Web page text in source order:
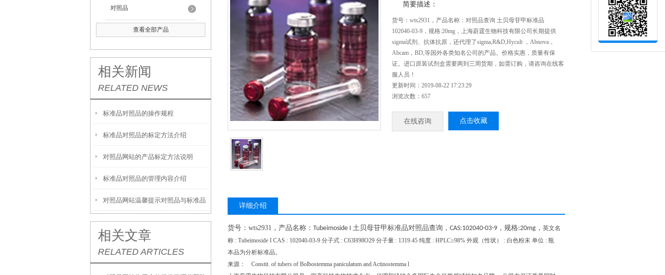
对照品
查看全部产品
相关新闻
RELATED NEWS
标准品对照品的操作规程
标准品对照品的标定方法介绍
对照品网站的产品标定方法说明
标准品对照品的管理内容介绍
对照品网站温馨提示对照品与标准品
的区别
相关文章
RELATED ARTICLES
简要描述：
货号：wts2931，产品名称：对照品查询 土贝母苷甲标准品
102040-03-9，规格:20mg，上海蔚霆生物科技有限公司长期提供
sigma试剂、抗体抗原，还代理了sigma,R&D,Hycult ，Abnova，
Abcam，BD,等国外各类知名公司的产品。价格实惠，质量有保
证。进口原装试剂盒需要两到三周货期，如需订购，请咨询在线客
服人员！
更新时间：2019-08-22 17:23:29
浏览次数：657
在线咨询 点击收藏
详细介绍
货号： wts2931 ，产品名称： Tubeimoside I 土贝母苷甲标准品对照品查询， CAS:102040-03-9 ，规格:20mg ， 英文名
称 : Tubeimoside I CAS : 102040-03-9 分子式 : C63H98O29 分子量 : 1319.45 纯度 : HPLC≥98% 外观（性状） : 白色粉末 单位 : 瓶
本品为分析标准品。
来源： Constit. of tubers of Bolbostemma paniculatum and Actinostemma l